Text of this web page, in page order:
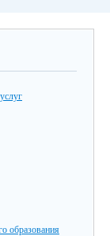
образования